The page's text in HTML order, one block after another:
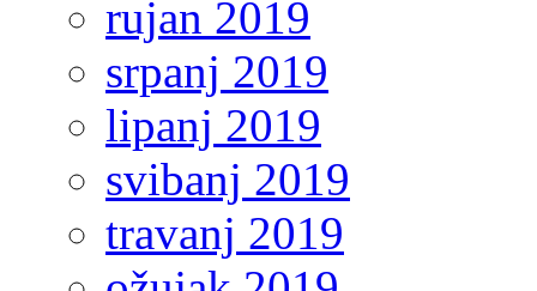
rujan 2019
srpanj 2019
lipanj 2019
svibanj 2019
travanj 2019